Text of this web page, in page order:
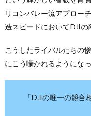
リコンバレー流アプロー
造スピードにおいてDJIの
こうしたライバルたちの
にこう囁かれるようになっ
「DJIの唯一の競合